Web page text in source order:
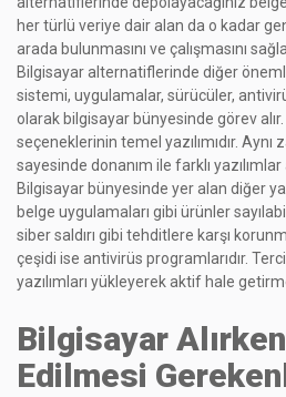
her türlü veriye dair alan da o kadar
arada bulunmasını ve çalışmasını
Bilgisayar alternatiflerinde diğer önemli
sistemi, uygulamalar, sürücüler,
olarak bilgisayar bünyesinde görev
seçeneklerinin temel yazılımıdır.
sayesinde donanım ile farklı
Bilgisayar bünyesinde yer alan diğer
belge uygulamaları gibi ürünler
siber saldırı gibi tehditlere karşı
çeşidi ise antivirüs programlarıdır.
yazılımları yükleyerek aktif hale
Bilgisayar
Edilmesi